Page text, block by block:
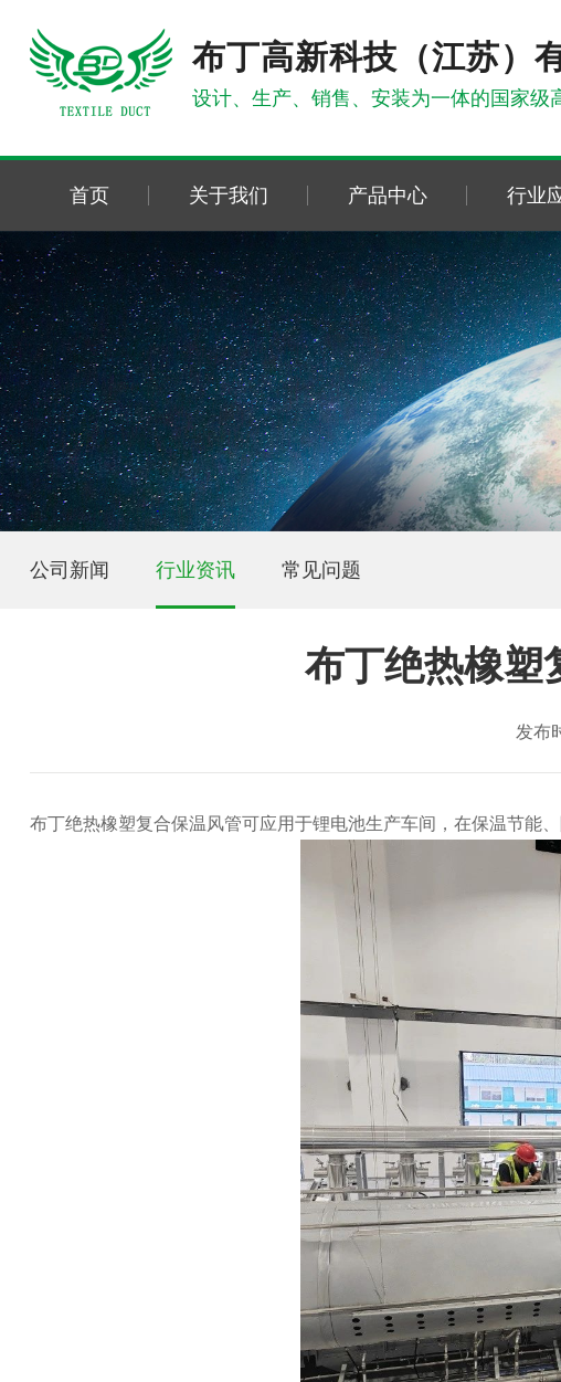
布丁高新科技（江苏）
设计、生产、销售、安装为一体的国家级
首页 关于我们 产品中心 行业
公司新闻 行业资讯 常见问题
布丁绝热橡塑
发布
布丁绝热橡塑复合保温风管可应用于锂电池生产车间，在保温节能